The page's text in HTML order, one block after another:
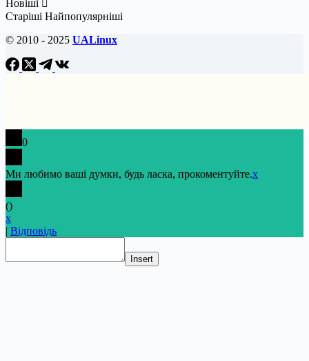
Новіші
Старіші Найпопулярніші
© 2010 - 2025 UALinux
0
Ми любимо ваші думки, будь ласка, прокоментуйте.x
()
x
| Відповідь
Insert